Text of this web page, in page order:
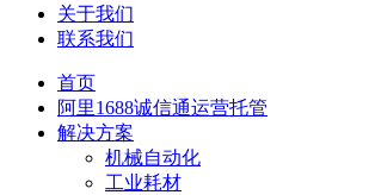
关于我们
联系我们
首页
阿里1688诚信通运营托管
解决方案
机械自动化
工业耗材